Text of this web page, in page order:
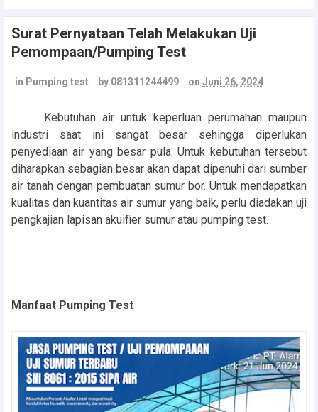
Surat Pernyataan Telah Melakukan Uji
Pemompaan/Pumping Test
in Pumping test by 081311244499 on Juni 26, 2024
Kebutuhan air untuk keperluan perumahan maupun
industri saat ini sangat besar sehingga diperlukan
penyediaan air yang besar pula. Untuk kebutuhan tersebut
diharapkan sebagian besar akan dapat dipenuhi dari sumber
air tanah dengan pembuatan sumur bor. Untuk mendapatkan
kualitas dan kuantitas air sumur yang baik, perlu diadakan uji
pengkajian lapisan akuifier sumur atau pumping test.
Manfaat Pumping Test